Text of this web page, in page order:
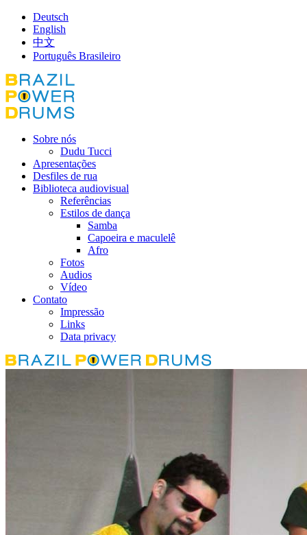
Deutsch
English
中文
Português Brasileiro
Sobre nós
Dudu Tucci
Apresentações
Desfiles de rua
Biblioteca audiovisual
Referências
Estilos de dança
Samba
Capoeira e maculelê
Afro
Fotos
Audios
Vídeo
Contato
Impressão
Links
Data privacy